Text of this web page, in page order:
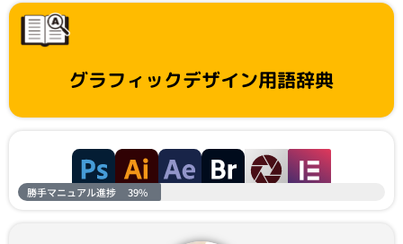
グラフィックデザイン用語辞典
勝手マニュアル進捗 39%